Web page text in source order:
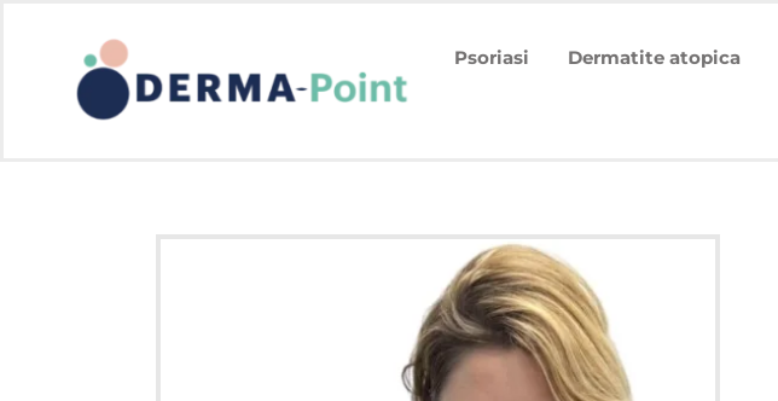
Psoriasi Dermatite atopica